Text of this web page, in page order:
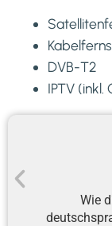
Wie
DVB-T2
IPTV (inkl.